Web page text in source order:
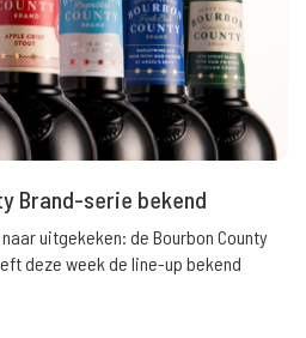
Brand-serie bekend
uitgekeken: de Bourbon County
deze week de line-up bekend